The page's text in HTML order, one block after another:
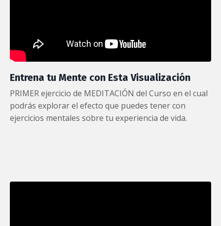
Entrena tu Mente con Esta Visualización
PRIMER ejercicio de MEDITACIÓN del Curso en el cual
podrás explorar el efecto que puedes tener con
ejercicios mentales sobre tu experiencia de vida.